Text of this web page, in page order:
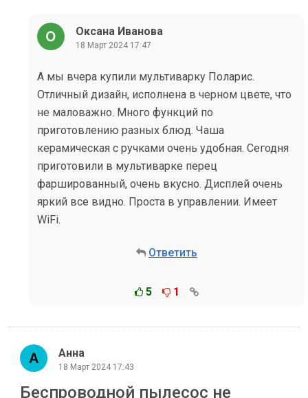
Оксана Иванова
18 Март 2024 17:47
А мы вчера купили мультиварку Поларис.
Отличный дизайн, исполнена в черном цвете, что
не маловажно. Много функций по
приготовлению разных блюд. Чаша
керамическая с ручками очень удобная. Сегодня
приготовили в мультиварке перец
фаршированный, очень вкусно. Дисплей очень
яркий все видно. Проста в управлении. Имеет
WiFi.
Ответить
5 1
Анна
18 Март 2024 17:43
Беспроводной пылесос не